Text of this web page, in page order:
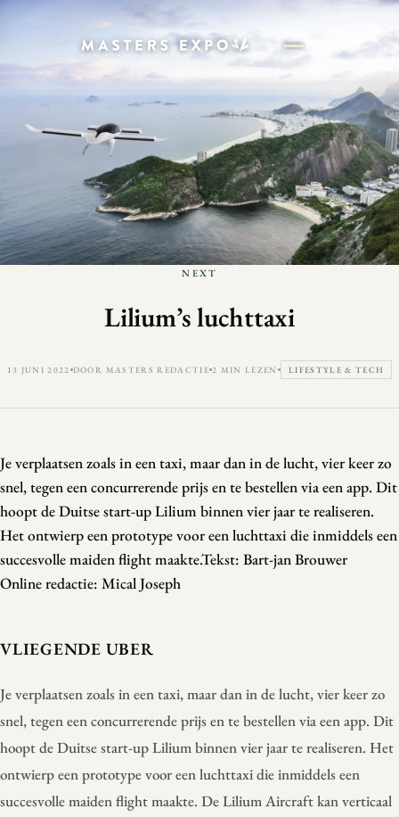
NEXT
Lilium’s luchttaxi
13 JUNI 2022 DOOR MASTERS REDACTIE 2 MIN LEZEN LIFESTYLE & TECH
Je verplaatsen zoals in een taxi, maar dan in de lucht, vier keer zo
snel, tegen een concurrerende prijs en te bestellen via een app. Dit
hoopt de Duitse start-up Lilium binnen vier jaar te realiseren.
Het ontwierp een prototype voor een luchttaxi die inmiddels een
succesvolle maiden flight maakte.Tekst: Bart-jan Brouwer
Online redactie: Mical Joseph
VLIEGENDE UBER
Je verplaatsen zoals in een taxi, maar dan in de lucht, vier keer zo
snel, tegen een concurrerende prijs en te bestellen via een app. Dit
hoopt de Duitse start-up Lilium binnen vier jaar te realiseren. Het
ontwierp een prototype voor een luchttaxi die inmiddels een
succesvolle maiden flight maakte. De Lilium Aircraft kan verticaal